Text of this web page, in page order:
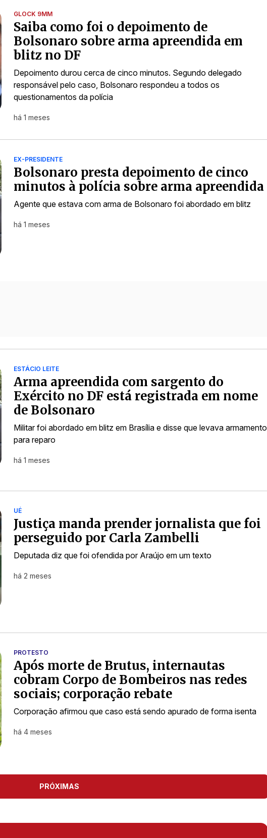
GLOCK 9MM
Saiba como foi o depoimento de
Bolsonaro sobre arma apreendida em
blitz no DF
Depoimento durou cerca de cinco minutos. Segundo delegado
responsável pelo caso, Bolsonaro respondeu a todos os
questionamentos da polícia
há 1 meses
EX-PRESIDENTE
Bolsonaro presta depoimento de cinco
minutos à polícia sobre arma apreendida
Agente que estava com arma de Bolsonaro foi abordado em blitz
há 1 meses
ESTÁCIO LEITE
Arma apreendida com sargento do
Exército no DF está registrada em nome
de Bolsonaro
Militar foi abordado em blitz em Brasília e disse que levava armamento
para reparo
há 1 meses
UÉ
Justiça manda prender jornalista que foi
perseguido por Carla Zambelli
Deputada diz que foi ofendida por Araújo em um texto
há 2 meses
PROTESTO
Após morte de Brutus, internautas
cobram Corpo de Bombeiros nas redes
sociais; corporação rebate
Corporação afirmou que caso está sendo apurado de forma isenta
há 4 meses
PRÓXIMAS